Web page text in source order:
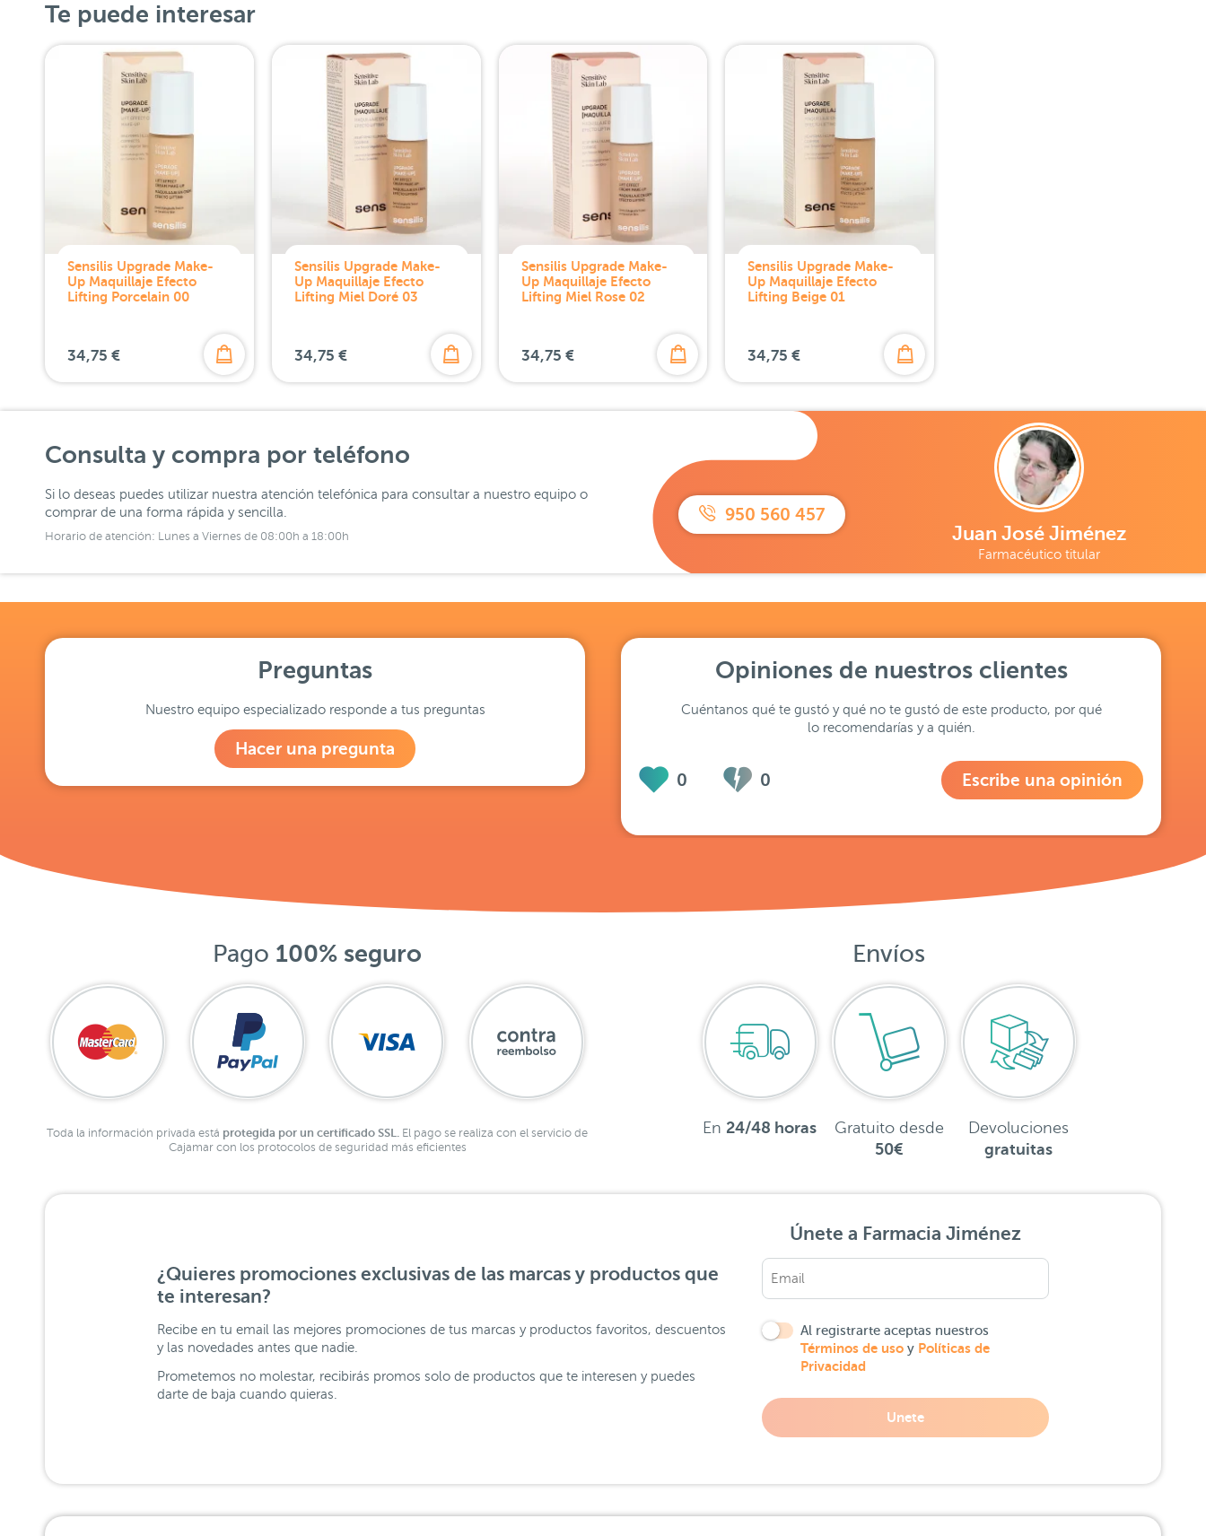
Te puede interesar
Sensilis Upgrade Make-
Up Maquillaje Efecto
Lifting Porcelain 00
34,75 €
Sensilis Upgrade Make-
Up Maquillaje Efecto
Lifting Miel Doré 03
34,75 €
Sensilis Upgrade Make-
Up Maquillaje Efecto
Lifting Miel Rose 02
34,75 €
Sensilis Upgrade Make-
Up Maquillaje Efecto
Lifting Beige 01
34,75 €
Consulta y compra por teléfono
Si lo deseas puedes utilizar nuestra atención telefónica para consultar a nuestro equipo o
comprar de una forma rápida y sencilla.
Horario de atención: Lunes a Viernes de 08:00h a 18:00h
950 560 457
Juan José Jiménez
Farmacéutico titular
Preguntas
Nuestro equipo especializado responde a tus preguntas
Hacer una pregunta
Opiniones de nuestros clientes
Cuéntanos qué te gustó y qué no te gustó de este producto, por qué
lo recomendarías y a quién.
0 0 Escribe una opinión
Pago 100% seguro
Toda la información privada está protegida por un certificado SSL.
El pago se realiza con el servicio de
Cajamar con los protocolos de seguridad más eficientes
Envíos
En 24/48 horas
Gratuito desde
50€
Devoluciones
gratuitas
¿Quieres promociones exclusivas de las marcas y productos que
te interesan?
Recibe en tu email las mejores promociones de tus marcas y productos favoritos, descuentos
y las novedades antes que nadie.
Prometemos no molestar, recibirás promos solo de productos que te interesen y puedes
darte de baja cuando quieras.
Únete a Farmacia Jiménez
Al registrarte aceptas nuestros
Términos de uso y Políticas de
Privacidad
Unete